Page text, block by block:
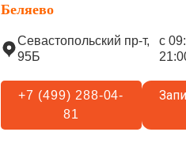
Беляево
Севастопольский пр-т,
95Б
с
+7 (499) 288-04-
81